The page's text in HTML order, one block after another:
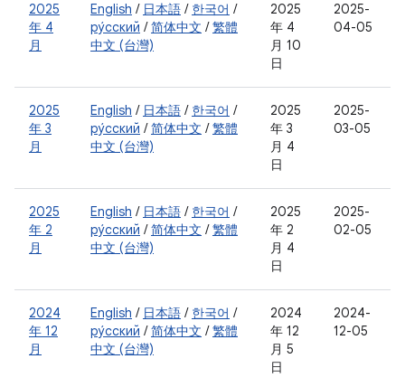
2025
年 4
月
English / 日本語 / 한국어 /
ру́сский /简体中文 /繁體
中文 (台灣)
2025
年 4
月 10
日
2025-
04-05
2025
年 3
月
English / 日本語 / 한국어 /
ру́сский /简体中文 /繁體
中文 (台灣)
2025
年 3
月 4
日
2025-
03-05
2025
年 2
月
English / 日本語 / 한국어 /
ру́сский /简体中文 /繁體
中文 (台灣)
2025
年 2
月 4
日
2025-
02-05
2024
年 12
月
English / 日本語 / 한국어 /
ру́сский /简体中文 /繁體
中文 (台灣)
2024
年 12
月 5
日
2024-
12-05